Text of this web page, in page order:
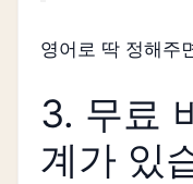
영어로 딱 정해주
3. 무료
계가 있